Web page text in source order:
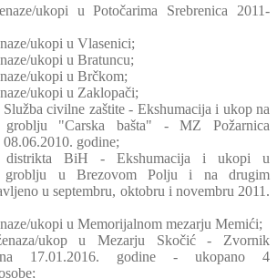
ukopi u Potočarima Srebrenica 2011-
ukopi u Vlasenici;
ukopi u Bratuncu;
ukopi u Brčkom;
ukopi u Zaklopači;
civilne zaštite - Ekshumacija i ukop na
groblju "Carska bašta" - MZ Požarnica
godine;
distrikta BiH - Ekshumacija i ukopi u
groblju u Brezovom Polju i na drugim
u septembru, oktobru i novembru 2011.
ukopi u Memorijalnom mezarju Memići;
ukop u Mezarju Skočić - Zvornik
17.01.2016. godine - ukopano 4